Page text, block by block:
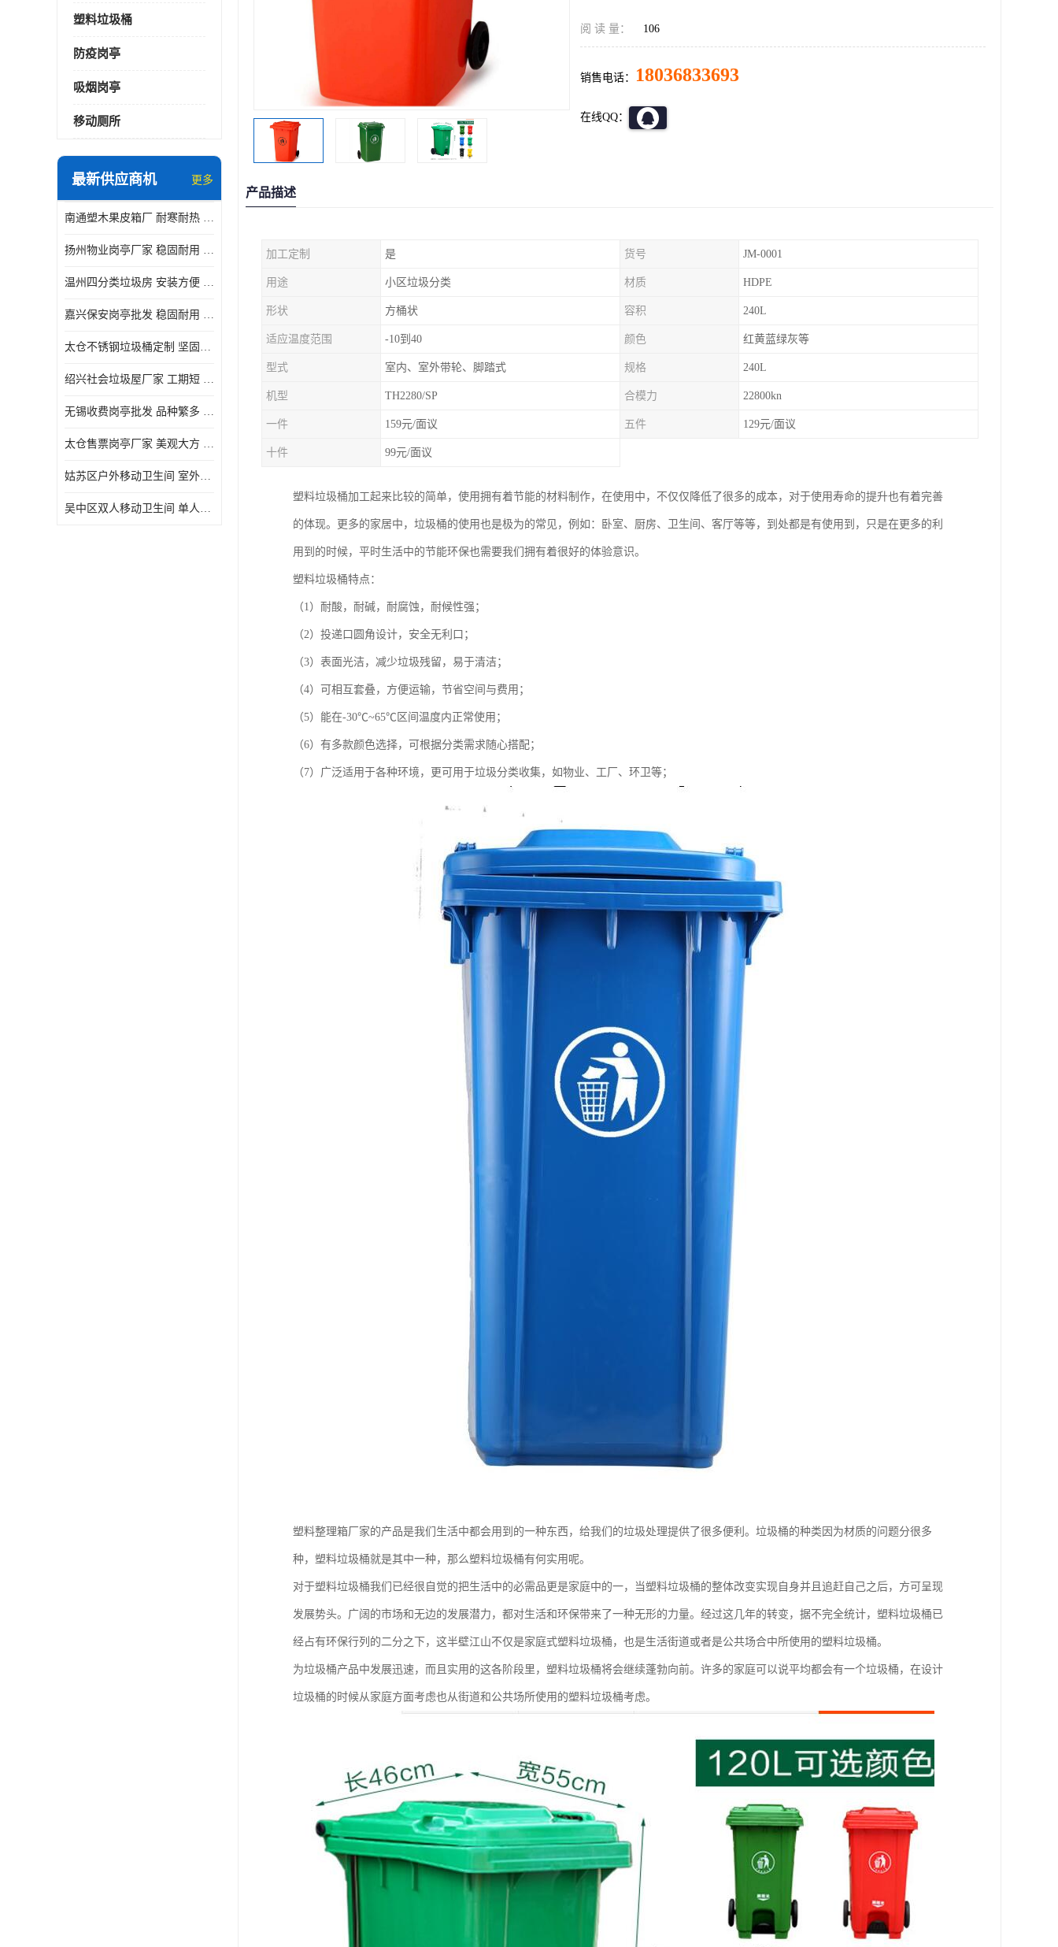
塑料垃圾桶
防疫岗亭
吸烟岗亭
移动厕所
最新供应商机 更多
南通塑木果皮箱厂 耐寒耐热 设计美观简洁
扬州物业岗亭厂家 稳固耐用 适用多场合
温州四分类垃圾房 安装方便 可移动位置且方便
嘉兴保安岗亭批发 稳固耐用 使用价值高
太仓不锈钢垃圾桶定制 坚固耐用 绝缘性能好
绍兴社会垃圾屋厂家 工期短 便于居民集中投放
无锡收费岗亭批发 品种繁多 适用多场合
太仓售票岗亭厂家 美观大方 使用寿命长
姑苏区户外移动卫生间 室外临时单人厕所供应厂家
吴中区双人移动卫生间 单人厕所供应厂家
阅 读 量： 106
销售电话： 18036833693
在线QQ：
产品描述
加工定制 是 货号 JM-0001
用途 小区垃圾分类 材质 HDPE
形状 方桶状 容积 240L
适应温度范围 -10到40 颜色 红黄蓝绿灰等
型式 室内、室外带轮、脚踏式 规格 240L
机型 TH2280/SP 合模力 22800kn
一件 159元/面议 五件 129元/面议
十件 99元/面议
塑料垃圾桶加工起来比较的简单，使用拥有着节能的材料制作，在使用中，不仅仅降低了很多的成本，对于使用寿命的提升也有着完善
的体现。更多的家居中，垃圾桶的使用也是极为的常见，例如：卧室、厨房、卫生间、客厅等等，到处都是有使用到，只是在更多的利
用到的时候，平时生活中的节能环保也需要我们拥有着很好的体验意识。
塑料垃圾桶特点：
（1）耐酸，耐碱，耐腐蚀，耐候性强；
（2）投递口圆角设计，安全无利口；
（3）表面光洁，减少垃圾残留，易于清洁；
（4）可相互套叠，方便运输，节省空间与费用；
（5）能在-30℃~65℃区间温度内正常使用；
（6）有多款颜色选择，可根据分类需求随心搭配；
（7）广泛适用于各种环境，更可用于垃圾分类收集，如物业、工厂、环卫等；
塑料整理箱厂家的产品是我们生活中都会用到的一种东西，给我们的垃圾处理提供了很多便利。垃圾桶的种类因为材质的问题分很多
种，塑料垃圾桶就是其中一种，那么塑料垃圾桶有何实用呢。
对于塑料垃圾桶我们已经很自觉的把生活中的必需品更是家庭中的一，当塑料垃圾桶的整体改变实现自身并且追赶自己之后，方可呈现
发展势头。广阔的市场和无边的发展潜力，都对生活和环保带来了一种无形的力量。经过这几年的转变，据不完全统计，塑料垃圾桶已
经占有环保行列的二分之下，这半壁江山不仅是家庭式塑料垃圾桶，也是生活街道或者是公共场合中所使用的塑料垃圾桶。
为垃圾桶产品中发展迅速，而且实用的这各阶段里，塑料垃圾桶将会继续蓬勃向前。许多的家庭可以说平均都会有一个垃圾桶，在设计
垃圾桶的时候从家庭方面考虑也从街道和公共场所使用的塑料垃圾桶考虑。